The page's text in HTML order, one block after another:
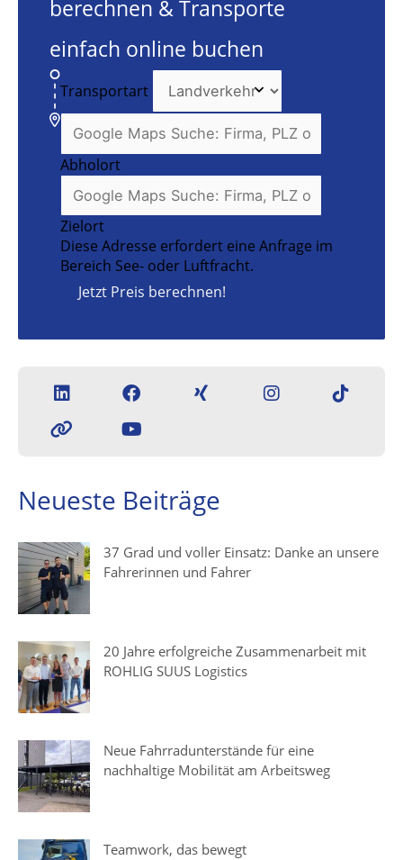
berechnen & Transporte
einfach online buchen
Transportart
Abholort
Zielort
Diese Adresse erfordert eine Anfrage im
Bereich See- oder Luftfracht.
Jetzt Preis berechnen!
Neueste Beiträge
37 Grad und voller Einsatz: Danke an unsere
Fahrerinnen und Fahrer
20 Jahre erfolgreiche Zusammenarbeit mit
ROHLIG SUUS Logistics
Neue Fahrradunterstände für eine
nachhaltige Mobilität am Arbeitsweg
Teamwork, das bewegt